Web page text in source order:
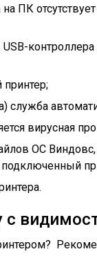
ПК
служба
вирусная
ОС